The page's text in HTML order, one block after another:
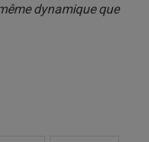
dynamique que